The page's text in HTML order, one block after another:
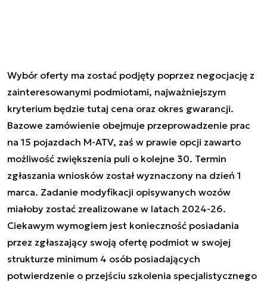
Wybór oferty ma zostać podjęty poprzez negocjację z
zainteresowanymi podmiotami, najważniejszym
kryterium będzie tutaj cena oraz okres gwarancji.
Bazowe zamówienie obejmuje przeprowadzenie prac
na 15 pojazdach M-ATV, zaś w prawie opcji zawarto
możliwość zwiększenia puli o kolejne 30. Termin
zgłaszania wniosków został wyznaczony na dzień 1
marca. Zadanie modyfikacji opisywanych wozów
miałoby zostać zrealizowane w latach 2024-26.
Ciekawym wymogiem jest konieczność posiadania
przez zgłaszający swoją ofertę podmiot w swojej
strukturze minimum 4 osób posiadających
potwierdzenie o przejściu szkolenia specjalistycznego